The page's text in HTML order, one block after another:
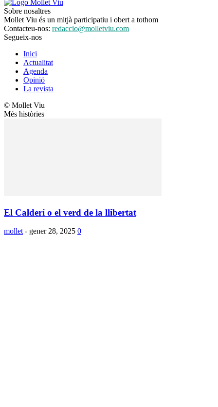
Sobre nosaltres
Mollet Viu és un mitjà participatiu i obert a tothom
Contacteu-nos: redaccio@molletviu.com
Segueix-nos
Inici
Actualitat
Agenda
Opinió
La revista
© Mollet Viu
Més històries
El Calderí o el verd de la llibertat
mollet - gener 28, 2025 0